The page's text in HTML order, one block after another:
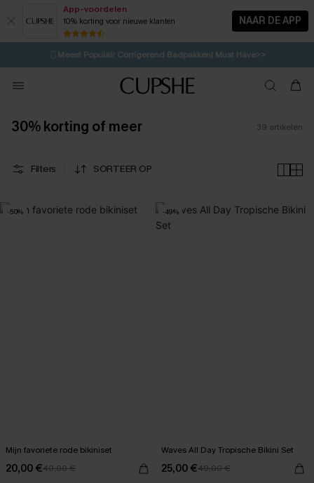
App-voordelen
10% korting voor nieuwe klanten NAAR DE APP
⚡️LAATSTE KANS | Tot 50% korting>>
🩱Meest Populair Corrigerend Badpakken| Must Have>>
💌Abonneer je & ontvang tot 15% korting>>
Koop 3, krijg 15% korting | CODE: SW15
30% korting of meer 39 artikelen
Filters SORTEER OP
-50%
Mijn favoriete rode bikiniset
20,00 €40,00 €
【AG18】2 met 10% korting
-49%
Waves All Day Tropische Bikini Set
25,00 €49,00 €